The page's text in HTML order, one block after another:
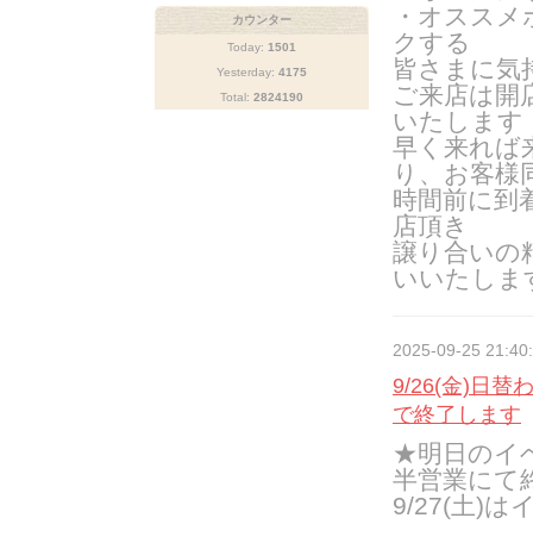
・オスス
クする
皆さまに気
ご来店は開
いたします
早く来れば
り、お客様
時間前に到
店頂き
譲り合いの
いいたしま
2025-09-25
9/26(金)日替
で終了します
★明日のイ
半営業にて
9/27(土)は
カウンター
Today: 1501
Yesterday: 4175
Total: 2824190